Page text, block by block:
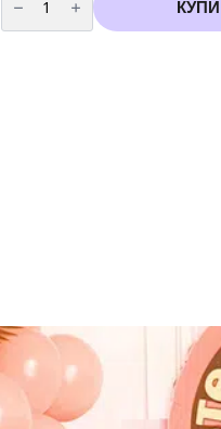
Парти
свирки
КУПИ